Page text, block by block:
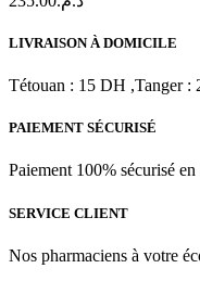
ML
LIVRAISON À DOMICILE
Tétouan : 15 DH ,Tanger
PAIEMENT SÉCURISÉ
Paiement 100% sécurisé
SERVICE CLIENT
Nos pharmaciens à votre